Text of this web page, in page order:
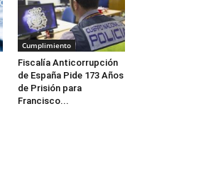
Cumplimiento
Fiscalía Anticorrupción
de España Pide 173 Años
de Prisión para
Francisco...